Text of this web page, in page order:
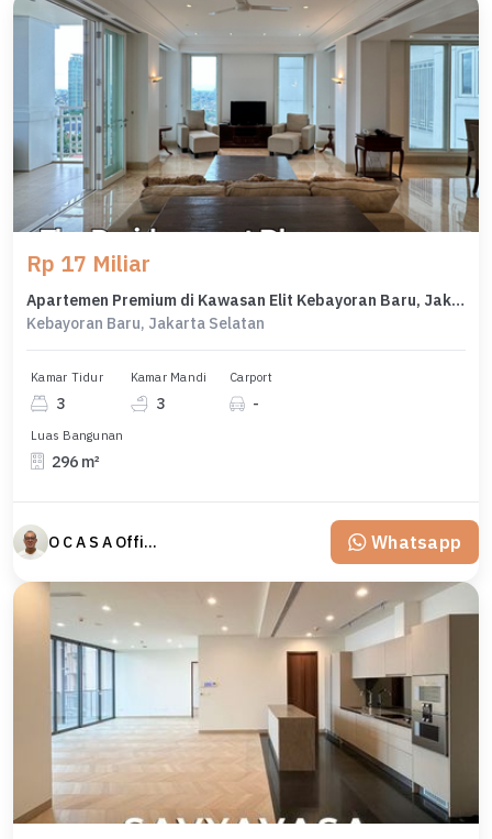
Rp 17 Miliar
Apartemen Premium di Kawasan Elit Kebayoran Baru, Jakarta Selatan, Harga 17 Miliar
Kebayoran Baru, Jakarta Selatan
Kamar Tidur
3
Kamar Mandi
3
Carport
-
Luas Bangunan
296 m²
O C A S A Official property perfected Whatsapp